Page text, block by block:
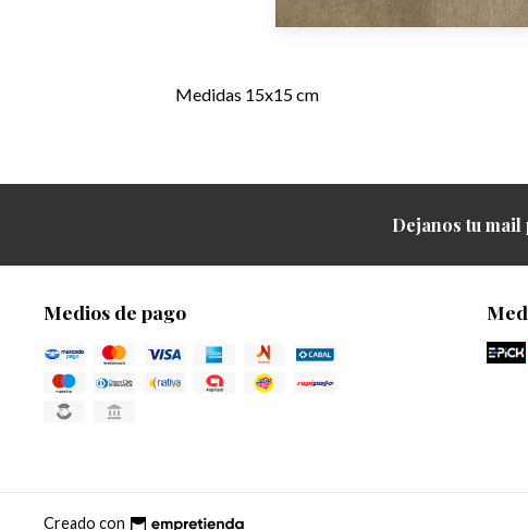
Medidas 15x15 cm
Dejanos tu
Medios de pago
Creado con